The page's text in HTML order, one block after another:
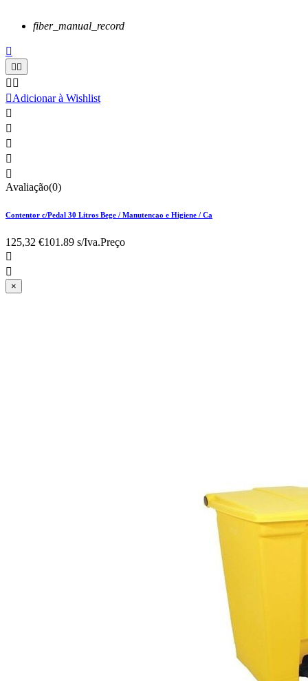
fiber_manual_record

 
 
Adicionar à Wishlist





Avaliação(0)
Contentor c/Pedal 30 Litros Bege / Manutencao e Higiene / Ca
125,32 €101.89 s/Iva.Preço


×